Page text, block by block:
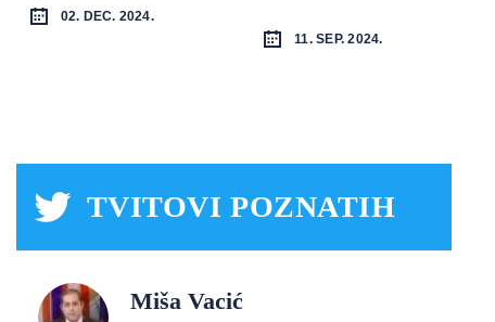
02. DEC. 2024.
11. SEP. 2024.
TVITOVI POZNATIH
Miša Vacić